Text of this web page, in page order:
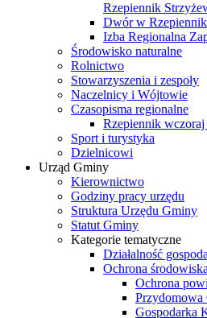
Rzepiennik
Dwór w
Izba Regionalna
Środowisko naturalne
Rolnictwo
Stowarzyszenia i zespoły
Naczelnicy i Wójtowie
Czasopisma regionalne
Rzepiennik
Sport i turystyka
Dzielnicowi
Urząd Gminy
Kierownictwo
Godziny pracy urzędu
Struktura Urzędu Gminy
Statut Gminy
Kategorie tematyczne
Działalność
Ochrona środowiska
Ochrona
Przydomowa
Gospodarka